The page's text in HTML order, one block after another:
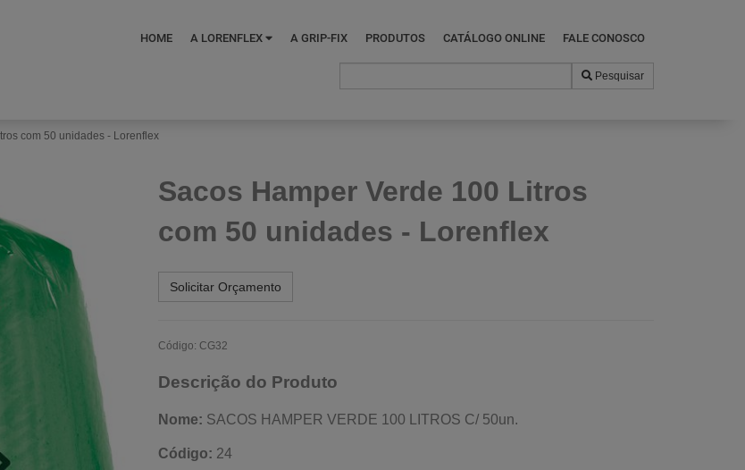
HOME A LORENFLEX A GRIP-FIX PRODUTOS CATÁLOGO ONLINE FALE CONOSCO
Pesquisar
com 50 unidades - Lorenflex
Sacos Hamper Verde 100 Litros
com 50 unidades - Lorenflex
Solicitar Orçamento
Código: CG32
Descrição do Produto
Nome: SACOS HAMPER VERDE 100 LITROS C/ 50un.
Código: 24